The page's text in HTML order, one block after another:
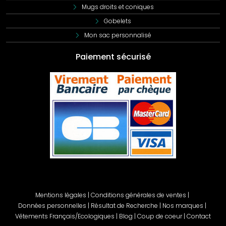
Mugs droits et coniques
Gobelets
Mon sac personnalisé
Paiement sécurisé
Mentions légales | Conditions générales de ventes |
Données personnelles | Résultat de Recherche | Nos marques |
Vêtements Français/Ecologiques | Blog | Coup de coeur| Contact